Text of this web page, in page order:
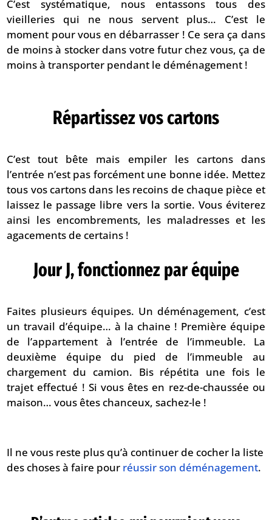
C’est systématique, nous entassons tous des
vieilleries qui ne nous servent plus… C’est le
moment pour vous en débarrasser ! Ce sera ça dans
de moins à stocker dans votre futur chez vous, ça de
moins à transporter pendant le déménagement !
Répartissez vos cartons
C’est tout bête mais empiler les cartons dans
l’entrée n’est pas forcément une bonne idée. Mettez
tous vos cartons dans les recoins de chaque pièce et
laissez le passage libre vers la sortie. Vous éviterez
ainsi les encombrements, les maladresses et les
agacements de certains !
Jour J, fonctionnez par équipe
Faites plusieurs équipes. Un déménagement, c’est
un travail d’équipe… à la chaine ! Première équipe
de l’appartement à l’entrée de l’immeuble. La
deuxième équipe du pied de l’immeuble au
chargement du camion. Bis répétita une fois le
trajet effectué ! Si vous êtes en rez-de-chaussée ou
maison… vous êtes chanceux, sachez-le !
Il ne vous reste plus qu’à continuer de cocher la liste
des choses à faire pour réussir son déménagement.